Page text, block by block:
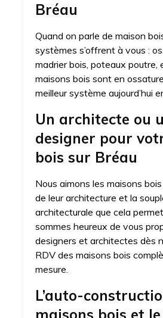
Bréau
Quand on parle de maison
systèmes s’offrent à vous :
madrier bois, poteaux poutre,
maisons bois sont en
meilleur système aujourd’hui
Un architecte ou
designer pour
bois sur Bréau
Nous aimons les maisons
de leur architecture et la
architecturale que cela
sommes heureux de vous
designers et architectes dès
RDV des maisons bois
mesure.
L’auto-
maisons bois et